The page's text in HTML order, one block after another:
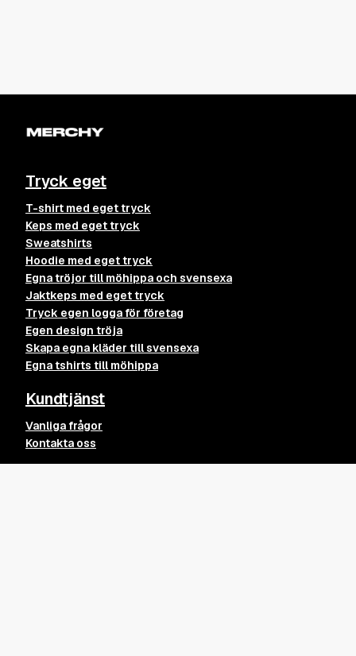
Tryck eget
T-shirt med eget tryck
Keps med eget tryck
Sweatshirts
Hoodie med eget tryck
Egna tröjor till möhippa och svensexa
Jaktkeps med eget tryck
Tryck egen logga för företag
Egen design tröja
Skapa egna kläder till svensexa
Egna tshirts till möhippa
Kundtjänst
Vanliga frågor
Kontakta oss